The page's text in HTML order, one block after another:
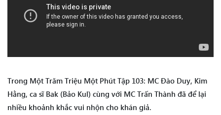
Trong Một Trăm Triệu Một Phút Tập 103: MC Đào Duy, Kim
Hằng, ca sĩ Bak (Bảo Kul) cùng với MC Trấn Thành đã để lại
nhiều khoảnh khắc vui nhộn cho khán giả.